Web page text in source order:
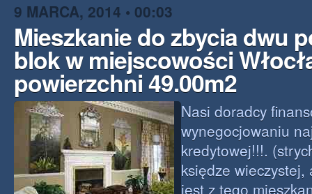
9 MARCA, 2014 • 00:03
Mieszkanie do zbycia dwu
blok w miejscowości
powierzchni 49.00m2
Nasi doradcy
wynegocjowaniu
kredytowej!!!.
księdze
jest z tego